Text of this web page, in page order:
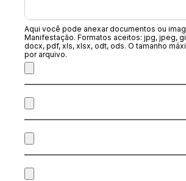
Aqui você pode anexar documentos ou
Manifestação. Formatos aceitos: jpg, jpeg,
docx, pdf, xls, xlsx, odt, ods. O tamanho
por arquivo.